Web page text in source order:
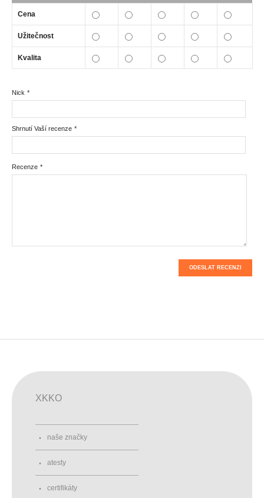
Cena
Užitečnost
Kvalita
*
Nick
*
Shrnutí Vaší recenze
*
Recenze
ODESLAT RECENZI
XKKO
naše značky
atesty
certifikáty